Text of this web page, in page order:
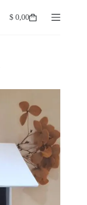
Carro
$ 0,00